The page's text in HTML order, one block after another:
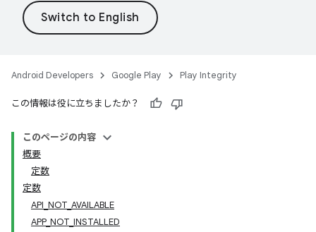
Android Developers Google Play Play Integrity
この情報は役に立ちましたか？
このページの内容
概要
定数
定数
API_NOT_AVAILABLE
APP_NOT_INSTALLED